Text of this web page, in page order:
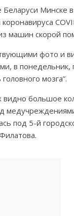
Беларуси Минске в
машин скорой
фото и
в понедельник,
мозга”.
видно большое
под 5-й